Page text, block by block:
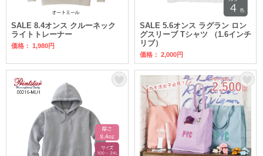
SALE 8.4オンス クルーネック
ライトトレーナー
価格： 1,980円
SALE 5.6オンス ラグラン ロン
グスリーブ Tシャツ （1.6インチ
リブ）
価格： 2,000円